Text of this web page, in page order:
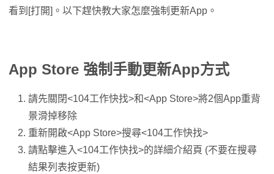
看到[打開]。以下趕快教大家怎麼強制更新App。
App Store 強制手動更新App方式
請先關閉<104工作快找>和<App Store>將2個App重背
景滑掉移除
重新開啟<App Store>搜尋<104工作快找>
請點擊進入<104工作快找>的詳細介紹頁 (不要在搜尋
結果列表按更新)